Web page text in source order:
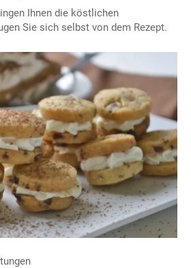
Ihnen die köstlichen
Sie sich selbst von dem Rezept.